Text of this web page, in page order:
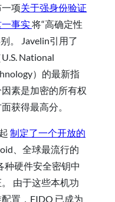
项关于强身份验证
事实将“高确定性
。 Javelin引用了
National
）的最新指
素是加密的所有权
获得最高分。
制定了一个开放的
、全球最流行的
种硬件安全密钥中
由于这些本机功
置，FIDO 已成为